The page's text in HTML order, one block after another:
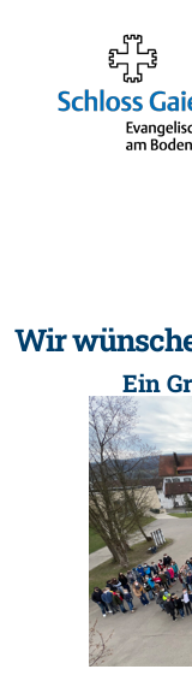
Werkzeugleiste öffnen
springen
Wir
Ein